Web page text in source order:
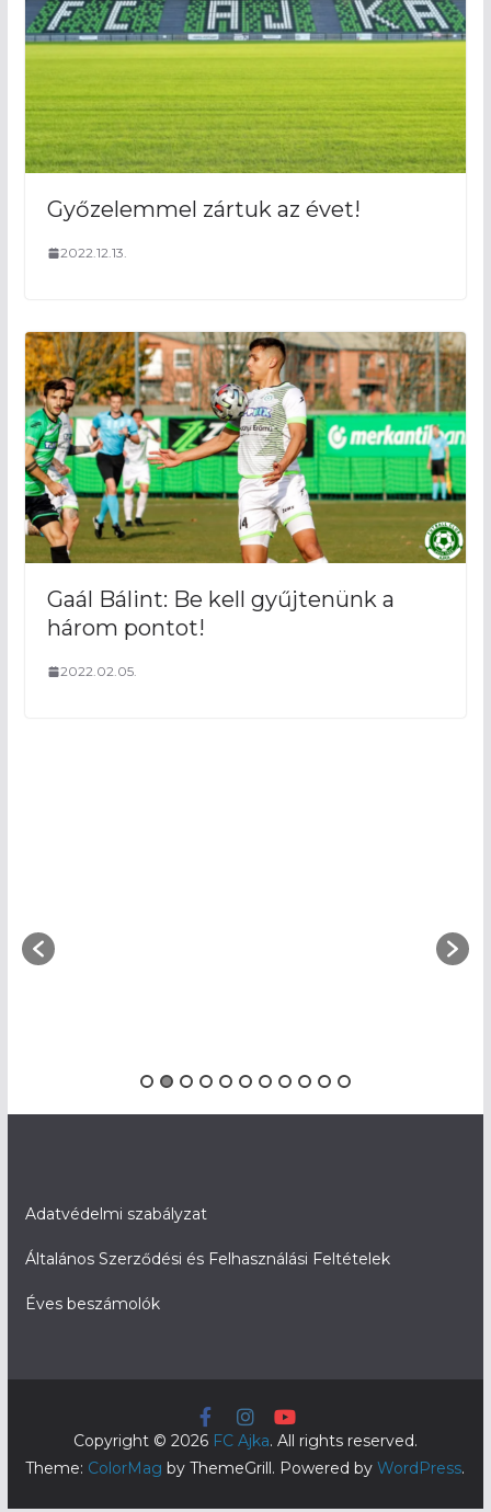
Győzelemmel zártuk az évet!
2022.12.13.
Gaál Bálint: Be kell gyűjtenünk a
három pontot!
2022.02.05.
Adatvédelmi szabályzat
Általános Szerződési és Felhasználási Feltételek
Éves beszámolók
Copyright © 2026 FC Ajka. All rights reserved.
Theme: ColorMag by ThemeGrill. Powered byWordPress.